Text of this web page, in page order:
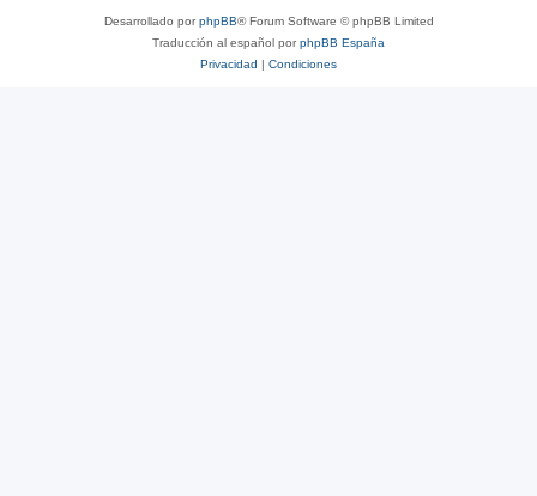
Desarrollado porphpBB® Forum Software © phpBB Limited
Traducción al español porphpBB España
Privacidad | Condiciones